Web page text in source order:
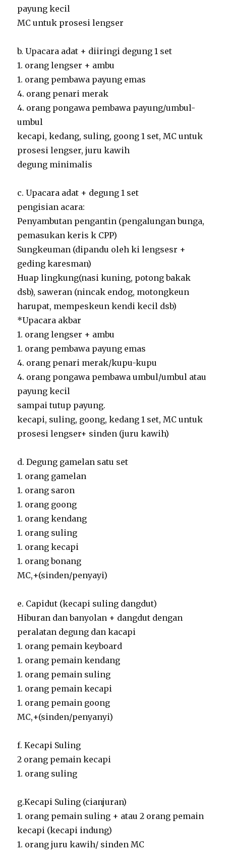
payung kecil
MC untuk prosesi lengser
b. Upacara adat + diiringi degung 1 set
1. orang lengser + ambu
1. orang pembawa payung emas
4. orang penari merak
4. orang pongawa pembawa payung/umbul-
umbul
kecapi, kedang, suling, goong 1 set, MC untuk
prosesi lengser, juru kawih
degung minimalis
c. Upacara adat + degung 1 set
pengisian acara:
Penyambutan pengantin (pengalungan bunga,
pemasukan keris k CPP)
Sungkeuman (dipandu oleh ki lengsesr +
geding karesman)
Huap lingkung(nasi kuning, potong bakak
dsb), saweran (nincak endog, motongkeun
harupat, mempeskeun kendi kecil dsb)
*Upacara akbar
1. orang lengser + ambu
1. orang pembawa payung emas
4. orang penari merak/kupu-kupu
4. orang pongawa pembawa umbul/umbul atau
payung kecil
sampai tutup payung.
kecapi, suling, goong, kedang 1 set, MC untuk
prosesi lengser+ sinden (juru kawih)
d. Degung gamelan satu set
1. orang gamelan
1. orang saron
1. orang goong
1. orang kendang
1. orang suling
1. orang kecapi
1. orang bonang
MC,+(sinden/penyayi)
e. Capidut (kecapi suling dangdut)
Hiburan dan banyolan + dangdut dengan
peralatan degung dan kacapi
1. orang pemain keyboard
1. orang pemain kendang
1. orang pemain suling
1. orang pemain kecapi
1. orang pemain goong
MC,+(sinden/penyanyi)
f. Kecapi Suling
2 orang pemain kecapi
1. orang suling
g.Kecapi Suling (cianjuran)
1. orang pemain suling + atau 2 orang pemain
kecapi (kecapi indung)
1. orang juru kawih/ sinden MC